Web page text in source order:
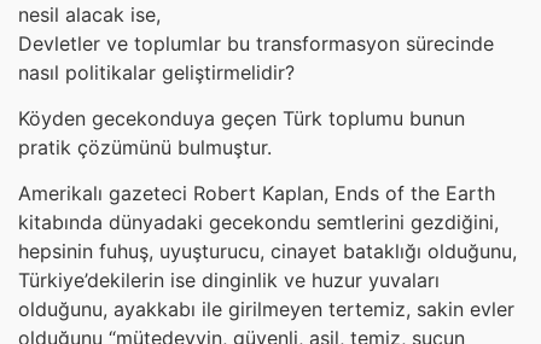
nesil alacak ise,
Devletler ve toplumlar bu transformasyon sürecinde
nasıl politikalar geliştirmelidir?
Köyden gecekonduya geçen Türk toplumu bunun
pratik çözümünü bulmuştur.
Amerikalı gazeteci Robert Kaplan, Ends of the Earth
kitabında dünyadaki gecekondu semtlerini gezdiğini,
hepsinin fuhuş, uyuşturucu, cinayet bataklığı olduğunu,
Türkiye’dekilerin ise dinginlik ve huzur yuvaları
olduğunu, ayakkabı ile girilmeyen tertemiz, sakin evler
olduğunu “mütedeyyin, güvenli, asil, temiz, suçun